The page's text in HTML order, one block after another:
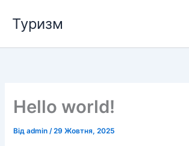
вмісту
Туризм
Hello world!
Відadmin/29 Жовтня, 2025